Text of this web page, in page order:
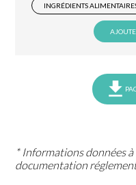
INGRÉDIENTS
* Informations données
documentation